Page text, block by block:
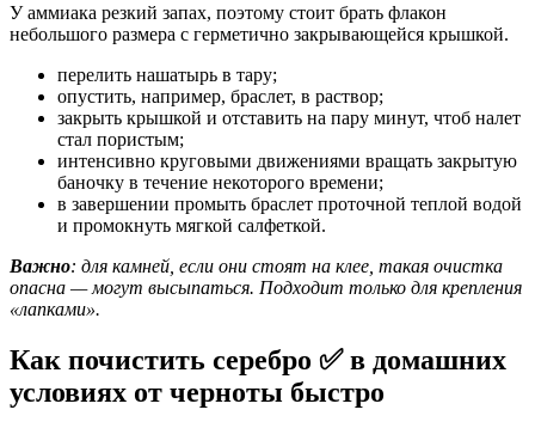
У аммиака резкий запах, поэтому стоит брать флакон
небольшого размера с герметично закрывающейся крышкой.
перелить нашатырь в тару;
опустить, например, браслет, в раствор;
закрыть крышкой и отставить на пару минут, чтоб налет
стал пористым;
интенсивно круговыми движениями вращать закрытую
баночку в течение некоторого времени;
в завершении промыть браслет проточной теплой водой
и промокнуть мягкой салфеткой.
Важно: для камней, если они стоят на клее, такая очистка
опасна — могут высыпаться. Подходит только для крепления
«лапками».
Как почистить серебро ✅ в домашних
условиях от черноты быстро